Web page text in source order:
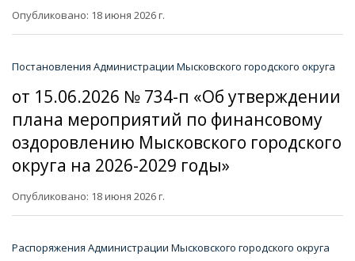
Опубликовано: 18 июня 2026 г.
Постановления Администрации Мысковского городского округа
от 15.06.2026 № 734-п «Об утверждении
плана мероприятий по финансовому
оздоровлению Мысковского городского
округа на 2026-2029 годы»
Опубликовано: 18 июня 2026 г.
Распоряжения Администрации Мысковского городского округа